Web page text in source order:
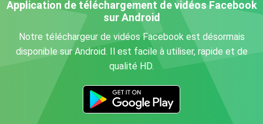
Application de téléchargement de vidéos Facebook
sur Android
Notre téléchargeur de vidéos Facebook est désormais
disponible sur Android. Il est facile à utiliser, rapide et de
qualité HD.